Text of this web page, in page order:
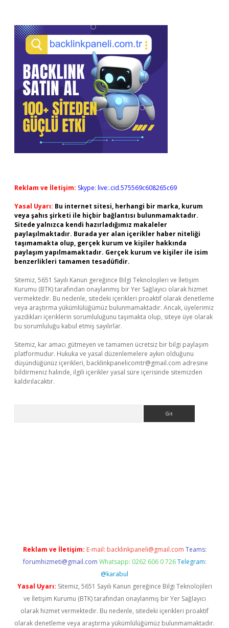
Reklam ve İletişim: Skype: live:.cid.575569c608265c69
Yasal Uyarı: Bu internet sitesi, herhangi bir marka, kurum
veya şahıs şirketi ile hiçbir bağlantısı bulunmamaktadır.
Sitede yalnızca kendi hazırladığımız makaleler
paylaşılmaktadır. Burada yer alan içerikler haber niteliği
taşımamakta olup, gerçek kurum ve kişiler hakkında
paylaşım yapılmamaktadır. Gerçek kurum ve kişiler ile isim
benzerlikleri tamamen tesadüfidir.
Sitemiz, 5651 Sayılı Kanun gereğince Bilgi Teknolojileri ve İletişim
Kurumu (BTK) tarafından onaylanmış bir Yer Sağlayıcı olarak hizmet
vermektedir. Bu nedenle, sitedeki içerikleri proaktif olarak denetleme
veya araştırma yükümlülüğümüz bulunmamaktadır. Ancak, üyelerimiz
yazdıkları içeriklerin sorumluluğunu taşımakta olup, siteye üye olarak
bu sorumluluğu kabul etmiş sayılırlar.
Sitemiz, kar amacı gütmeyen ve tamamen ücretsiz bir bilgi paylaşım
platformudur. Hukuka ve yasal düzenlemelere aykırı olduğunu
düşündüğünüz içerikleri, backlinkpanelicomtr@gmail.com adresine
bildirmeniz halinde, ilgili içerikler yasal süre içerisinde sitemizden
kaldırılacaktır.
Reklam ve İletişim: E-mail: backlinkpaneli@gmail.com Teams:
forumhizmeti@gmail.com Whatsapp: 0262 606 0 726 Telegram:
@karabul
Yasal Uyarı: Sitemiz, 5651 Sayılı Kanun gereğince Bilgi Teknolojileri
ve İletişim Kurumu (BTK) tarafından onaylanmış bir Yer Sağlayıcı
olarak hizmet vermektedir. Bu nedenle, sitedeki içerikleri proaktif
olarak denetleme veya araştırma yükümlülüğümüz bulunmamaktadır.